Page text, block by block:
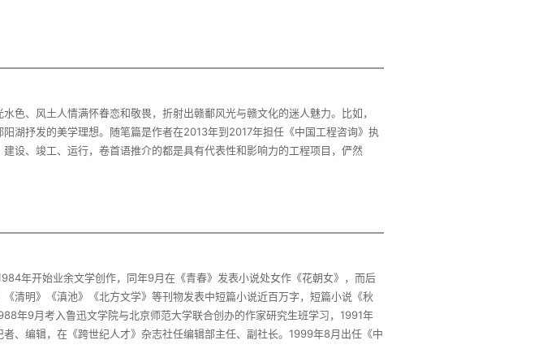
色、风土人情满怀眷恋和敬畏，折射出赣鄱风光与赣文化的迷人魅力。比如，
湖抒发的美学理想。随笔篇是作者在2013年到2017年担任《中国工程咨询》执
设、竣工、运行，卷首语推介的都是具有代表性和影响力的工程项目，俨然
年开始业余文学创作，同年9月在《青春》发表小说处女作《花朝女》，而后
清明》《滇池》《北方文学》等刊物发表中短篇小说近百万字，短篇小说《秋
年9月考入鲁迅文学院与北京师范大学联合创办的作家研究生班学习，1991年
、编辑，在《跨世纪人才》杂志社任编辑部主任、副社长。1999年8月出任《中